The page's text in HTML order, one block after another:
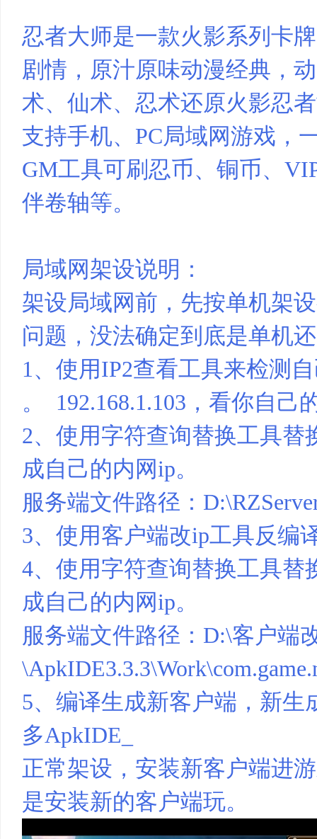
忍者大师是一款火影系列卡
剧情，原汁原味动漫经典，
术、仙术、忍术还原火影忍
支持手机、PC局域网游戏，
GM工具可刷忍币、铜币、
伴卷轴等。
局域网架设说明：
架设局域网前，先按单机架
问题，没法确定到底是单机
1、使用IP2查看工具来检测
。 192.168.1.103，看你自己
2、使用字符查询替换工具替
成自己的内网ip。
服务端文件路径：
3、使用客户端改ip工具反编
4、使用字符查询替换工具替
成自己的内网ip。
服务端文件路径：D:\客户端
5、编译生成新客户端，新
多ApkIDE_
正常架设，安装新客户端进
是安装新的客户端玩。